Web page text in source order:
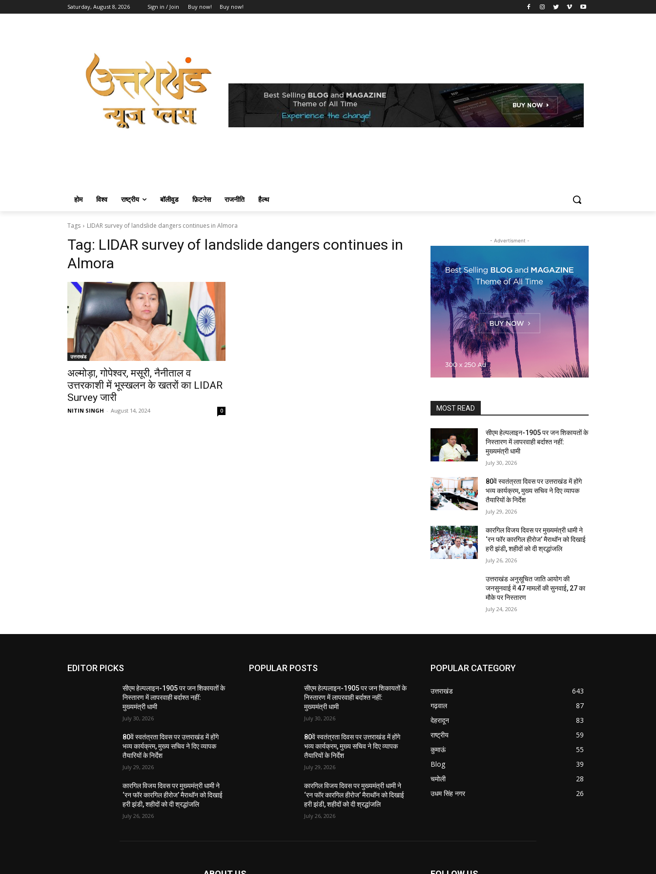
Saturday, August 8, 2026 Sign in / Join Buy now! Buy now!
होम विश्व राष्ट्रीय बॉलीवुड फ़िटनेस राजनीति हैल्थ
Tags LIDAR survey of landslide dangers continues in Almora
Tag: LIDAR survey of landslide dangers continues in
Almora
उत्तराखंड
अल्मोड़ा, गोपेश्वर, मसूरी, नैनीताल व
उत्तरकाशी में भूस्खलन के खतरों का LIDAR
Survey जारी
NITIN SINGH - August 14, 2024 0
- Advertisment -
MOST READ
सीएम हेल्पलाइन-1905 पर जन शिकायतों के
निस्तारण में लापरवाही बर्दाश्त नहीं:
मुख्यमंत्री धामी
July 30, 2026
80वें स्वतंत्रता दिवस पर उत्तराखंड में होंगे
भव्य कार्यक्रम, मुख्य सचिव ने दिए व्यापक
तैयारियों के निर्देश
July 29, 2026
कारगिल विजय दिवस पर मुख्यमंत्री धामी ने
‘रन फॉर कारगिल हीरोज’ मैराथॉन को दिखाई
हरी झंडी, शहीदों को दी श्रद्धांजलि
July 26, 2026
उत्तराखंड अनुसूचित जाति आयोग की
जनसुनवाई में 47 मामलों की सुनवाई, 27 का
मौके पर निस्तारण
July 24, 2026
EDITOR PICKS
सीएम हेल्पलाइन-1905 पर जन शिकायतों के
निस्तारण में लापरवाही बर्दाश्त नहीं:
मुख्यमंत्री धामी
July 30, 2026
80वें स्वतंत्रता दिवस पर उत्तराखंड में होंगे
भव्य कार्यक्रम, मुख्य सचिव ने दिए व्यापक
तैयारियों के निर्देश
July 29, 2026
कारगिल विजय दिवस पर मुख्यमंत्री धामी ने
‘रन फॉर कारगिल हीरोज’ मैराथॉन को दिखाई
हरी झंडी, शहीदों को दी श्रद्धांजलि
July 26, 2026
POPULAR POSTS
सीएम हेल्पलाइन-1905 पर जन शिकायतों के
निस्तारण में लापरवाही बर्दाश्त नहीं:
मुख्यमंत्री धामी
July 30, 2026
80वें स्वतंत्रता दिवस पर उत्तराखंड में होंगे
भव्य कार्यक्रम, मुख्य सचिव ने दिए व्यापक
तैयारियों के निर्देश
July 29, 2026
कारगिल विजय दिवस पर मुख्यमंत्री धामी ने
‘रन फॉर कारगिल हीरोज’ मैराथॉन को दिखाई
हरी झंडी, शहीदों को दी श्रद्धांजलि
July 26, 2026
POPULAR CATEGORY
उत्तराखंड
643
गढ़वाल
87
देहरादून
83
राष्ट्रीय
59
कुमाऊं
55
Blog
39
चमोली
28
उधम सिंह नगर
26